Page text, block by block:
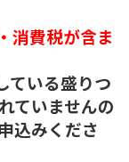
消費税が含ま
ている盛りつ
ていませんの
込みくださ